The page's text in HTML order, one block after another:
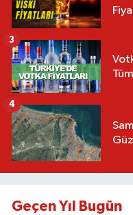
3
4
Geçen Yıl Bugün